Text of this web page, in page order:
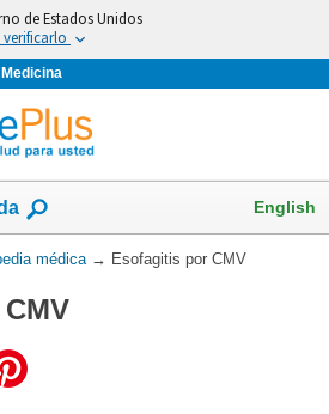
de Estados Unidos
verificarlo
English
médica → Esofagitis por CMV